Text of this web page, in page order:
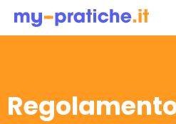
Regolamento